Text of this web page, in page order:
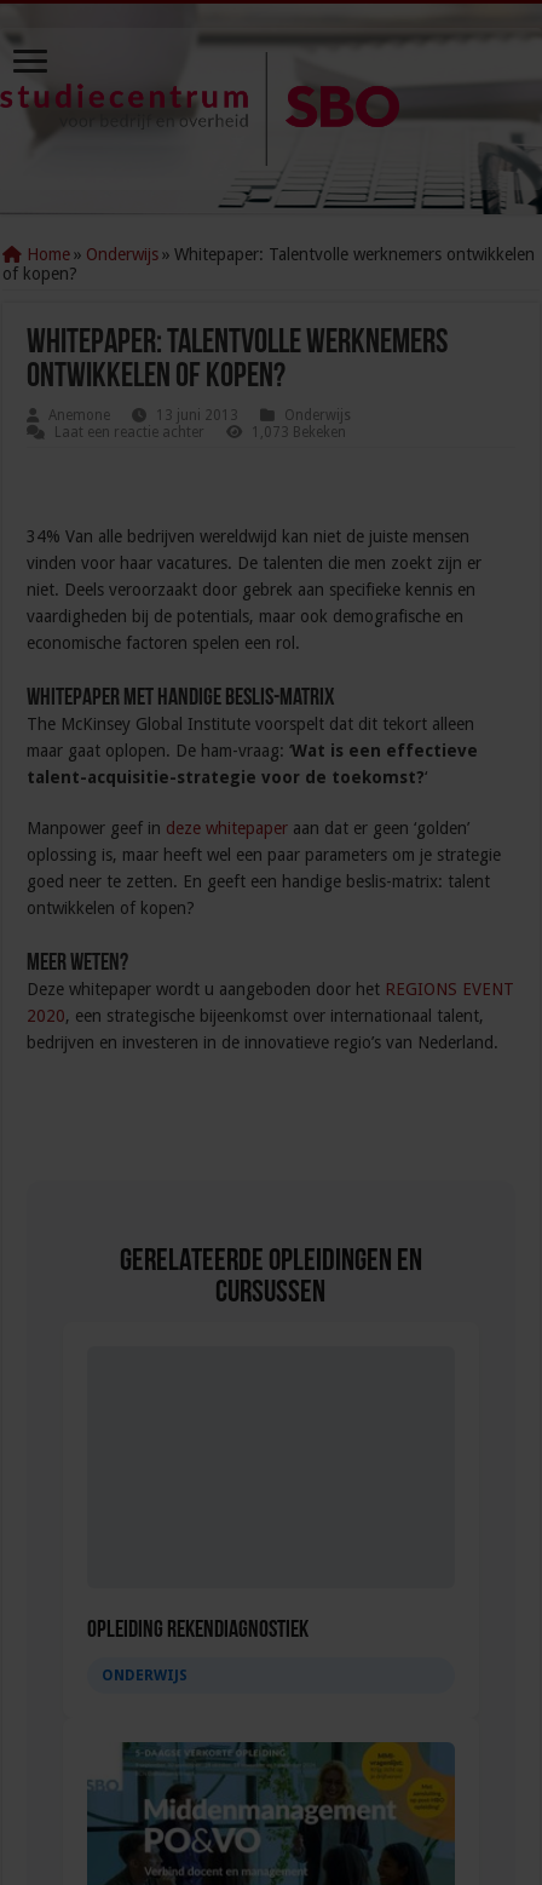
Home » Onderwijs » Whitepaper: Talentvolle werknemers ontwikkelen
of kopen?
Whitepaper: Talentvolle werknemers
ontwikkelen of kopen?
Anemone 13 juni 2013
Onderwijs
Laat een reactie achter
1,073 Bekeken
34% Van alle bedrijven wereldwijd kan niet de juiste mensen
vinden voor haar vacatures. De talenten die men zoekt zijn er
niet. Deels veroorzaakt door gebrek aan specifieke kennis en
vaardigheden bij de potentials, maar ook demografische en
economische factoren spelen een rol.
Whitepaper met handige beslis-matrix
The McKinsey Global Institute voorspelt dat dit tekort alleen
maar gaat oplopen. De ham-vraag: ‘Wat is een effectieve
talent-acquisitie-strategie voor de toekomst?‘
Manpower geef in deze whitepaper aan dat er geen ‘golden’
oplossing is, maar heeft wel een paar parameters om je strategie
goed neer te zetten. En geeft een handige beslis-matrix: talent
ontwikkelen of kopen?
Meer weten?
Deze whitepaper wordt u aangeboden door het REGIONS EVENT
2020, een strategische bijeenkomst over internationaal talent,
bedrijven en investeren in de innovatieve regio’s van Nederland.
Gerelateerde Opleidingen en
Cursussen
Opleiding Rekendiagnostiek
ONDERWIJS